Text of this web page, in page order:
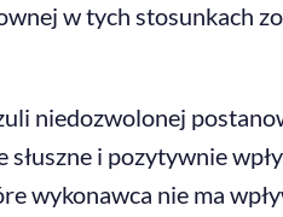
w tych stosunkach
niedozwolonej
i pozytywnie
wykonawca nie ma